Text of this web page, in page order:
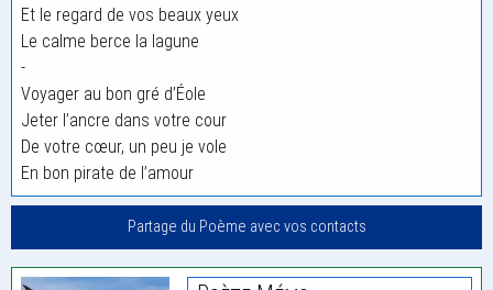
Et le regard de vos beaux yeux
Le calme berce la lagune
-
Voyager au bon gré d’Éole
Jeter l’ancre dans votre cour
De votre cœur, un peu je vole
En bon pirate de l’amour
Partage du Poème avec vos contacts